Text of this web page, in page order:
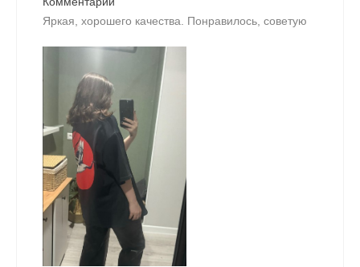
Яркая, хорошего качества. Понравилось, советую